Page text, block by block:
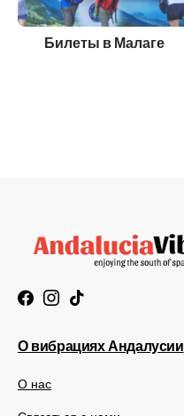
Билеты в Малаге
О вибрациях Андалусии
О нас